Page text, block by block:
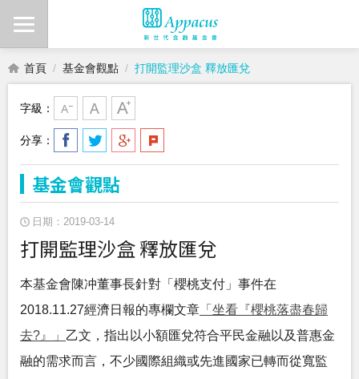
首頁 基金會觀點 打開監理沙盒 釋放匯兌
字級：
分享：
基金會觀點
日期：2019-03-14
打開監理沙盒 釋放匯兌
本基金會陳冲董事長針對「櫻桃支付」事件在
2018.11.27經濟日報的專欄文章 「坐看『櫻桃落盡春歸
去?』」 乙文，指出以小額匯兌符合平民金融以及普惠金
融的需求而言，不少國際組織或先進國家已轉而從寬監